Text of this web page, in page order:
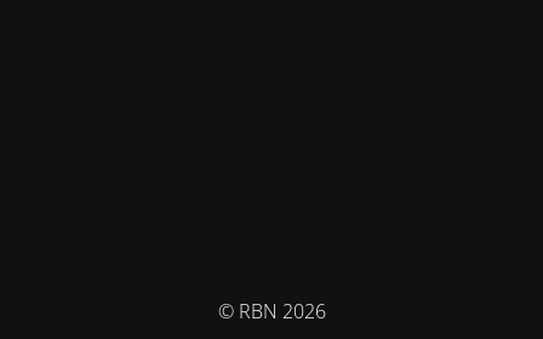
© RBN 2026